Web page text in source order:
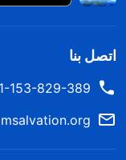
اتصل بنا
829-389+ 213-551-750-916+